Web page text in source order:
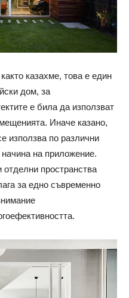
казахме, това е един
дом, за
е била да използват
Иначе казано,
използва по различни
на приложение.
пространства
за едно съвременно